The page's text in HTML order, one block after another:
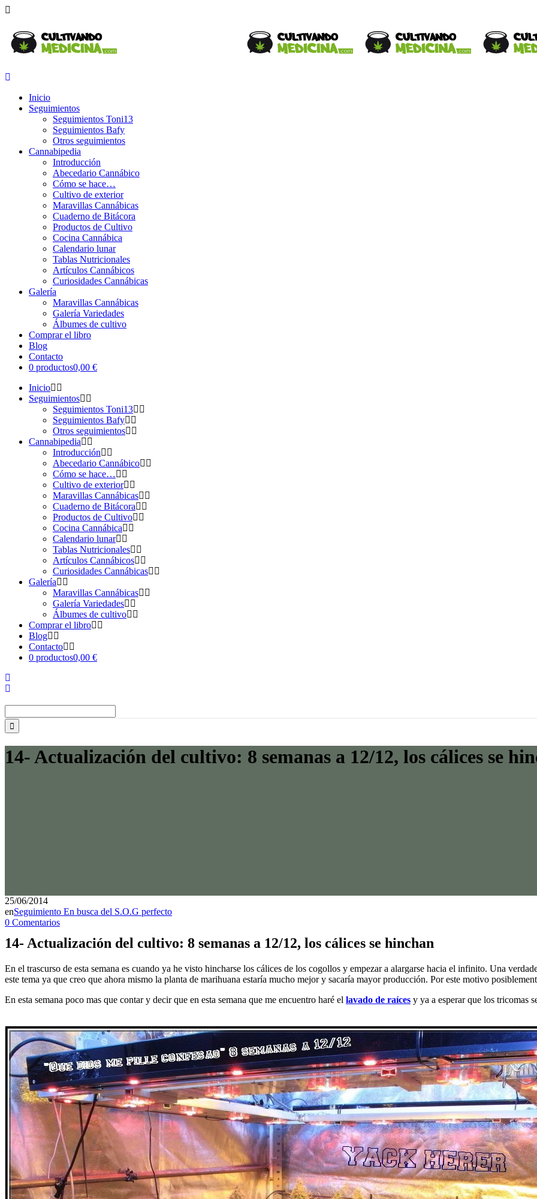
Inicio
Seguimientos
Seguimientos Toni13
Seguimientos Bafy
Otros seguimientos
Cannabipedia
Introducción
Abecedario Cannábico
Cómo se hace…
Cultivo de exterior
Maravillas Cannábicas
Cuaderno de Bitácora
Productos de Cultivo
Cocina Cannábica
Calendario lunar
Tablas Nutricionales
Artículos Cannábicos
Curiosidades Cannábicas
Galería
Maravillas Cannábicas
Galería Variedades
Álbumes de cultivo
Comprar el libro
Blog
Contacto
0 productos0,00 €
Inicio
Seguimientos
Seguimientos Toni13
Seguimientos Bafy
Otros seguimientos
Cannabipedia
Introducción
Abecedario Cannábico
Cómo se hace…
Cultivo de exterior
Maravillas Cannábicas
Cuaderno de Bitácora
Productos de Cultivo
Cocina Cannábica
Calendario lunar
Tablas Nutricionales
Artículos Cannábicos
Curiosidades Cannábicas
Galería
Maravillas Cannábicas
Galería Variedades
Álbumes de cultivo
Comprar el libro
Blog
Contacto
0 productos0,00 €
14- Actualización del cultivo: 8 semanas a 12/12, los cálices se
25/06/2014
enSeguimiento En busca del S.O.G perfecto
0 Comentarios
14- Actualización del cultivo: 8 semanas a 12/12, los cálices se hinchan
En el trascurso de esta semana es cuando ya he visto hincharse los cálices de los cogollos y empezar a alargarse hacia el infinito. Una
este tema ya que creo que ahora mismo la planta de marihuana estaría mucho mejor y sacaría mayor producción. Por este motivo
En esta semana poco mas que contar y decir que en esta semana que me encuentro haré el lavado de raíces y ya a esperar que los tricomas